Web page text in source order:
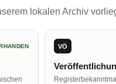
lokalen Archiv
VÖ